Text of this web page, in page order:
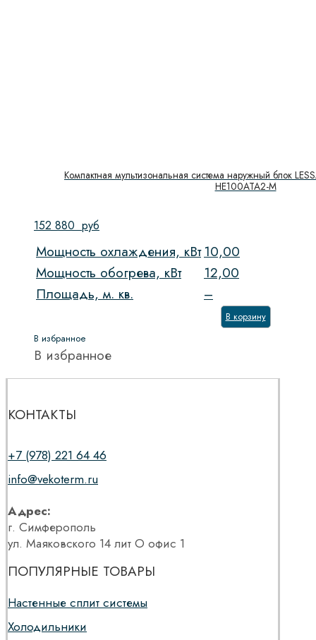
Компактная мультизональная система наружный блок
HE100ATA2-M
152 880 руб
Мощность охлаждения, кВт 10,00
Мощность обогрева, кВт
12,00
Площадь, м. кв.
–
В корзину
В избранное
В избранное
КОНТАКТЫ
+7 (978) 221 64 46
info@vekoterm.ru
Адрес:
г. Симферополь
ул. Маяковского 14 лит О офис 1
ПОПУЛЯРНЫЕ ТОВАРЫ
Настенные сплит системы
Холодильники